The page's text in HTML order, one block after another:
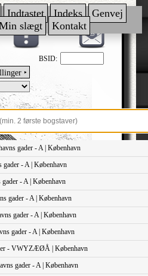
Indtastet Indeks
Genvej
slægt Kontakt
BSID:
‣
gader - A | København
gader - A | København
- A | København
gader - A | København
gader - A | København
gader - A | København
- VWYZÆØÅ | København
gader - A | København